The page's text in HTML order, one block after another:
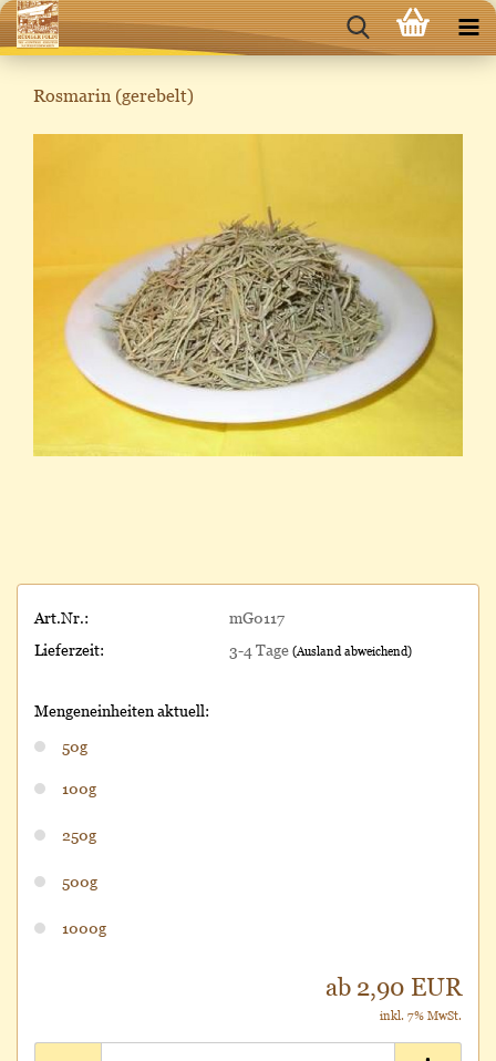
Rosmarin (gerebelt)
Art.Nr.:
mG0117
Lieferzeit:
3-4 Tage (Ausland abweichend)
Mengeneinheiten aktuell:
50g
100g
250g
500g
1000g
ab 2,90 EUR
inkl. 7% MwSt.